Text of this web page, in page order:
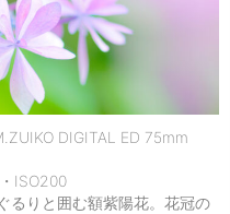
DIGITAL ED 75mm
ISO200
るりと囲む額紫陽花。花冠の